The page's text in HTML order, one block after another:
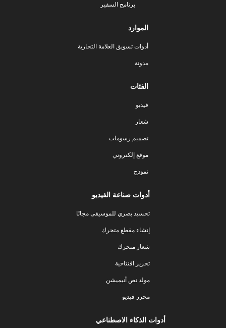
برنامج السفير
الموارد
أدوات تسويق العلامة التجارية
مدونة
الفئات
فيديو
شعار
تصميم رسومات
موقع إلكتروني
نموذج
أدوات صناعة الفيديو
تجسيد بصري للموسيقى مجانًا
إنشاء مقطع متحرك
شعار متحرك
تحرير افتتاحية
مولد نص أنيميشن
محرر فيديو
أدوات الذكاء الاصطناعي